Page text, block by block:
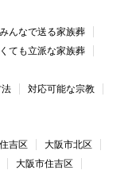
みんなで送る家族葬
ても立派な家族葬
法 対応可能な宗教
吉区
大阪市北区
大阪市住吉区